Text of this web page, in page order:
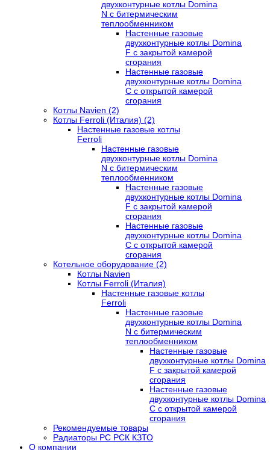
двухконтурные котлы Domina
N с битермическим
теплообменником
Настенные газовые
двухконтурные котлы Domina
F с закрытой камерой
сгорания
Настенные газовые
двухконтурные котлы Domina
C с открытой камерой
сгорания
Котлы Navien (2)
Котлы Ferroli (Италия) (2)
Настенные газовые котлы
Ferroli
Настенные газовые
двухконтурные котлы Domina
N с битермическим
теплообменником
Настенные газовые
двухконтурные котлы Domina
F с закрытой камерой
сгорания
Настенные газовые
двухконтурные котлы Domina
C с открытой камерой
сгорания
Котельное оборудование (2)
Котлы Navien
Котлы Ferroli (Италия)
Настенные газовые котлы
Ferroli
Настенные газовые
двухконтурные котлы Domina
N с битермическим
теплообменником
Настенные газовые
двухконтурные котлы Domina
F с закрытой камерой
сгорания
Настенные газовые
двухконтурные котлы Domina
C с открытой камерой
сгорания
Рекомендуемые товары
Радиаторы РС РСК КЗТО
О компании